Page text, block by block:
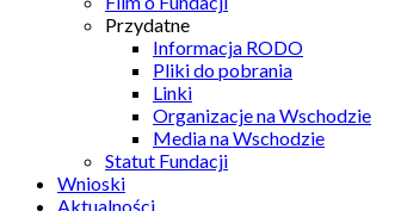
Przydatne
Informacja RODO
Pliki do pobrania
Linki
Organizacje na Wschodzie
Media na Wschodzie
Statut Fundacji
Wnioski
Aktualności